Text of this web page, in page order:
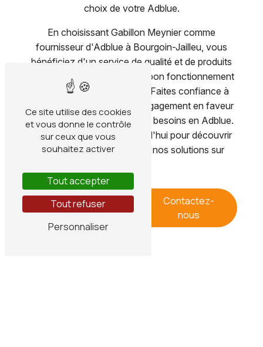
choix de votre Adblue.
En choisissant Gabillon Meynier comme
fournisseur d'Adblue à Bourgoin-Jailleu, vous
bénéficiez d'un service de qualité et de produits
performants pour assurer le bon fonctionnement
de votre parc de véhicules. Faites confiance à
notre expertise et à notre engagement en faveur
de l'environnement pour vos besoins en Adblue.
Contactez-nous dès aujourd'hui pour découvrir
nos offres et bénéficier de nos solutions sur
En savoir
plus
Contactez-
nous
Ce site utilise des cookies
et vous donne le contrôle
sur ceux que vous
souhaitez activer
Tout accepter
Tout refuser
Personnaliser